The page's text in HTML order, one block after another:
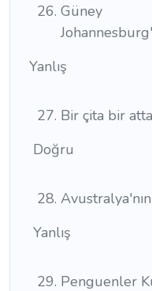
Güney
Yanlış
Bir çita bir
Doğru
Yanlış
Penguenler